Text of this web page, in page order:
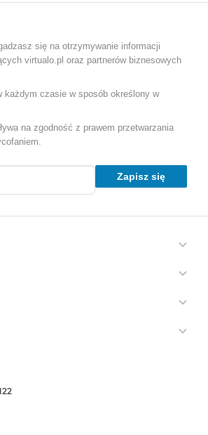
się na otrzymywanie informacji
virtualo.pl oraz partnerów biznesowych
każdym czasie w sposób określony w
na zgodność z prawem przetwarzania
Zapisz się
O Usługach Cyfrowych